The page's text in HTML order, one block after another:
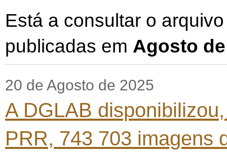
Está a consultar o
publicadas em Agosto
20 de Agosto de 2025
A DGLAB
PRR, 743 703 imagens